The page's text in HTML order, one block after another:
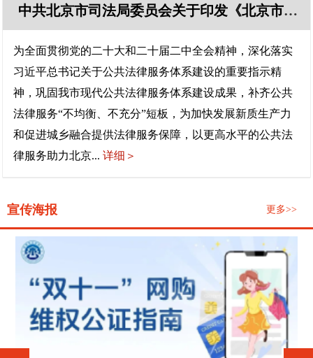
中共北京市司法局委员会关于印发《北京市司法局关于深入推进公共法律服务均衡发展的若干措施》的通知
为全面贯彻党的二十大和二十届二中全会精神，深化落实
习近平总书记关于公共法律服务体系建设的重要指示精
神，巩固我市现代公共法律服务体系建设成果，补齐公共
法律服务“不均衡、不充分”短板，为加快发展新质生产力
和促进城乡融合提供法律服务保障，以更高水平的公共法
律服务助力北京...详细＞
宣传海报 更多>>